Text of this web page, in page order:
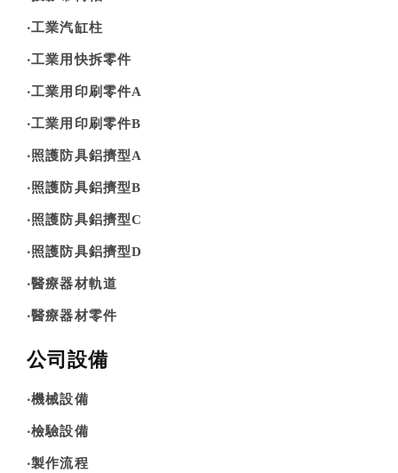
‧工業汽缸柱
‧工業用快拆零件
‧工業用印刷零件A
‧工業用印刷零件B
‧照護防具鋁擠型A
‧照護防具鋁擠型B
‧照護防具鋁擠型C
‧照護防具鋁擠型D
‧醫療器材軌道
‧醫療器材零件
公司設備
‧機械設備
‧檢驗設備
‧製作流程